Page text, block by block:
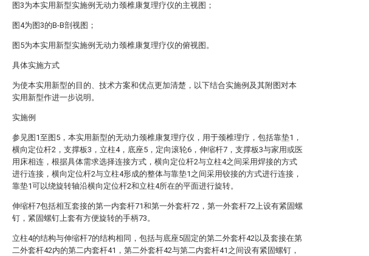
图3为本实用新型实施例无动力颈椎康复理疗仪的主视图；
图4为图3的B-B剖视图；
图5为本实用新型实施例无动力颈椎康复理疗仪的俯视图。
具体实施方式
为使本实用新型的目的、技术方案和优点更加清楚，以下结合实施例及其附图对本
实用新型作进一步说明。
实施例
参见图1至图5，本实用新型的无动力颈椎康复理疗仪，用于颈椎理疗，包括靠垫1，
横向定位杆2，支撑板3，立柱4，底座5，定向滚轮6，伸缩杆7，支撑板3与家用或医
用床相连，根据具体需求选择连接方式，横向定位杆2与立柱4之间采用焊接的方式
进行连接，横向定位杆2与立柱4形成的整体与靠垫1之间采用铰接的方式进行连接，
靠垫1可以绕旋转轴沿横向定位杆2和立柱4所在的平面进行旋转。
伸缩杆7包括相互套接的第一内套杆71和第一外套杆72，第一外套杆72上设有紧固螺
钉，紧固螺钉上套有方便旋转的手柄73。
立柱4的结构与伸缩杆7的结构相同，包括与底座5固定的第二外套杆42以及套接在第
二外套杆42内的第二内套杆41，第二外套杆42与第二内套杆41之间设有紧固螺钉，